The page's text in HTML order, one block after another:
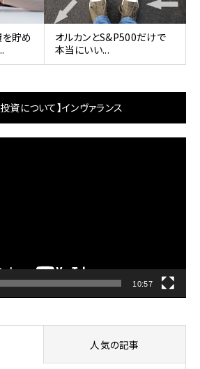
貯め
オルカンとS&P500だけで
本当にいい...
資について】インヴァランス
10:57
人気の記事